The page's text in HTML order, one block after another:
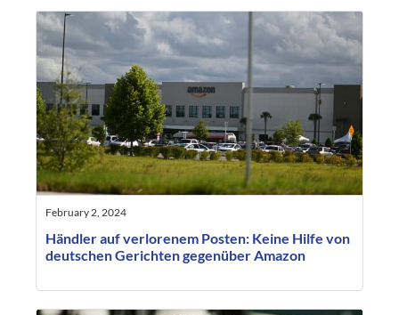
February 2, 2024
Händler auf verlorenem Posten: Keine Hilfe von
deutschen Gerichten gegenüber Amazon